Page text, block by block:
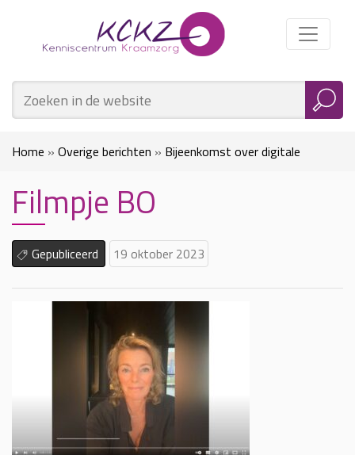
Home » Overige berichten » Bijeenkomst over digitale
gegevensuitwisseling»Filmpje BO
Filmpje BO
Gepubliceerd 19 oktober 2023